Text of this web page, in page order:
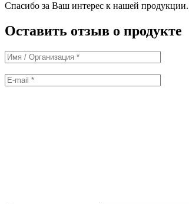
Спасибо за Ваш интерес к нашей
Оставить отзыв о продукте